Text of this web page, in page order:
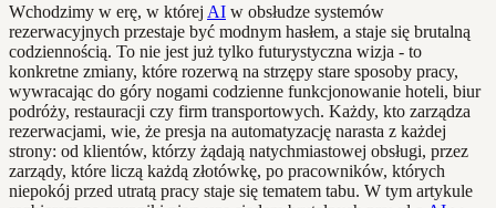
Wchodzimy w erę, w której AI w obsłudze systemów
rezerwacyjnych przestaje być modnym hasłem, a staje się brutalną
codziennością. To nie jest już tylko futurystyczna wizja - to
konkretne zmiany, które rozerwą na strzępy stare sposoby pracy,
wywracając do góry nogami codzienne funkcjonowanie hoteli, biur
podróży, restauracji czy firm transportowych. Każdy, kto zarządza
rezerwacjami, wie, że presja na automatyzację narasta z każdej
strony: od klientów, którzy żądają natychmiastowej obsługi, przez
zarządy, które liczą każdą złotówkę, po pracowników, których
niepokój przed utratą pracy staje się tematem tabu. W tym artykule